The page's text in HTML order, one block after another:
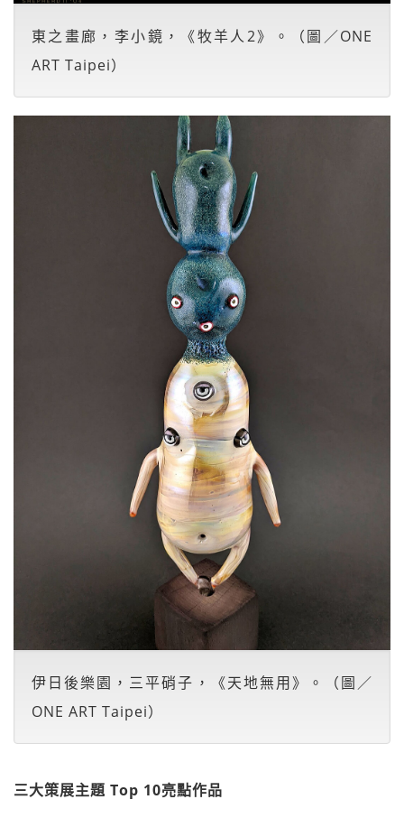
東之畫廊，李小鏡，《牧羊人2》。（圖／ONE
ART Taipei）
伊日後樂園，三平硝子，《天地無用》。（圖／
ONE ART Taipei）
三大策展主題 Top 10亮點作品